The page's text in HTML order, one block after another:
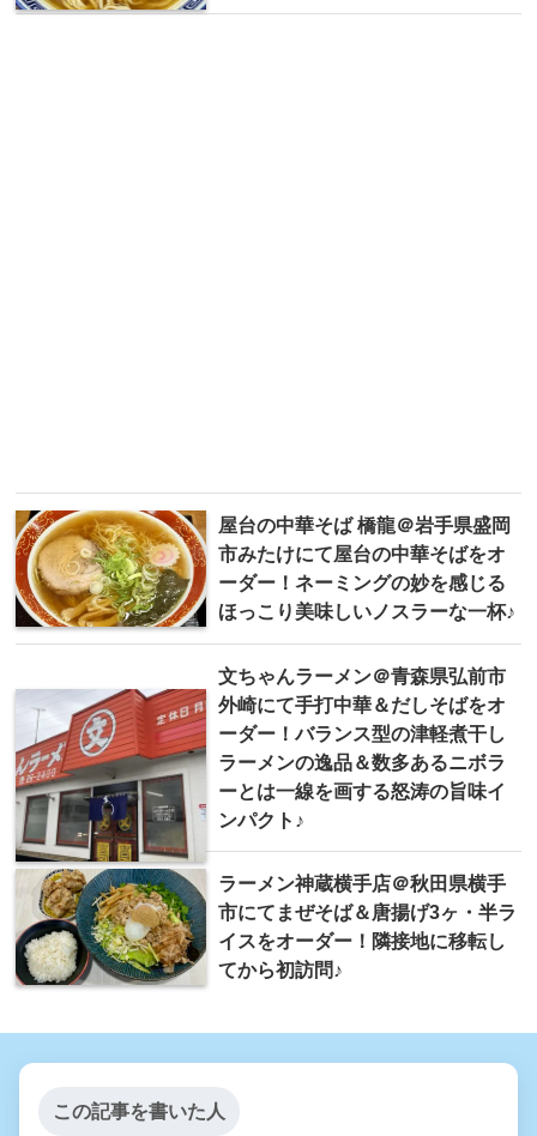
屋台の中華そば 橋龍＠岩手県盛岡
市みたけにて屋台の中華そばをオ
ーダー！ネーミングの妙を感じる
ほっこり美味しいノスラーな一杯♪
文ちゃんラーメン＠青森県弘前市
外崎にて手打中華＆だしそばをオ
ーダー！バランス型の津軽煮干し
ラーメンの逸品＆数多あるニボラ
ーとは一線を画する怒涛の旨味イ
ンパクト♪
ラーメン神蔵横手店＠秋田県横手
市にてまぜそば＆唐揚げ3ヶ・半ラ
イスをオーダー！隣接地に移転し
てから初訪問♪
この記事を書いた人